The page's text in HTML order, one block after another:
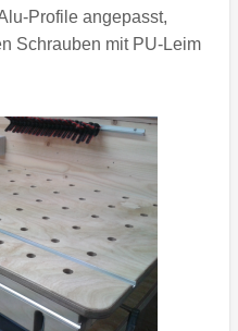
Profile angepasst,
Schrauben mit PU-Leim